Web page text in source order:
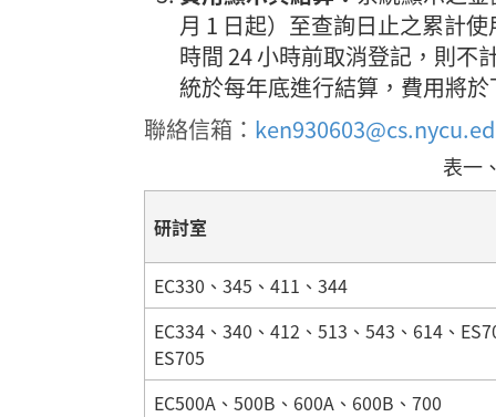
月 1 日起）至查詢日止之累計
時間 24 小時前取消登記，則不
統於每年底進行結算，費用將
聯絡信箱：
表一
研討室
EC330、345、411、344
EC334、340、412、513、543、614、
ES705
EC500A、500B、600A、600B、700